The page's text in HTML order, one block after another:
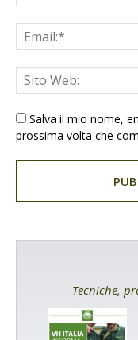
Salva il mio nome,
prossima volta che
Tecniche,